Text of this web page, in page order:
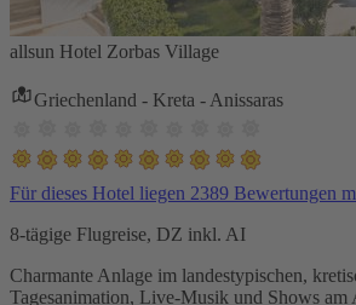
allsun Hotel Zorbas Village
Griechenland - Kreta - Anissaras
Für dieses Hotel liegen 2389 Bewertungen
8-tägige Flugreise, DZ inkl. AI
Charmante Anlage im landestypischen,
Tagesanimation, Live-Musik und Shows